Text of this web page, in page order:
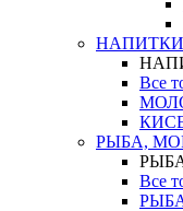
НАПИТКИ
Все
РЫБА,
Все